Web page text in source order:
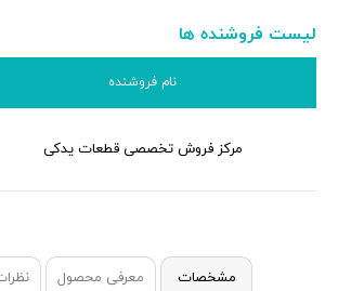
لیست فروشنده ها
نام فروشنده
مرکز فروش تخصصی قطعات یدکی
مشخصات معرفی محصول